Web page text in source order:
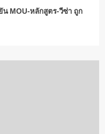
น MOU-หลักสูตร-วีซ่า ถูก